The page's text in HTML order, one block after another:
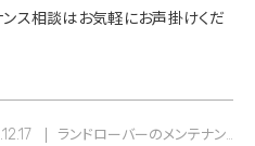
ンス相談はお気軽にお声掛けくだ
ランドローバーのメンテナンス